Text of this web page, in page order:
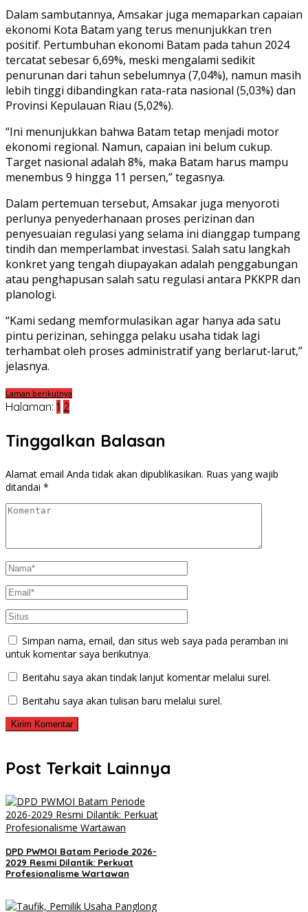
Dalam sambutannya, Amsakar juga memaparkan capaian
ekonomi Kota Batam yang terus menunjukkan tren
positif. Pertumbuhan ekonomi Batam pada tahun 2024
tercatat sebesar 6,69%, meski mengalami sedikit
penurunan dari tahun sebelumnya (7,04%), namun masih
lebih tinggi dibandingkan rata-rata nasional (5,03%) dan
Provinsi Kepulauan Riau (5,02%).
“Ini menunjukkan bahwa Batam tetap menjadi motor
ekonomi regional. Namun, capaian ini belum cukup.
Target nasional adalah 8%, maka Batam harus mampu
menembus 9 hingga 11 persen,” tegasnya.
Dalam pertemuan tersebut, Amsakar juga menyoroti
perlunya penyederhanaan proses perizinan dan
penyesuaian regulasi yang selama ini dianggap tumpang
tindih dan memperlambat investasi. Salah satu langkah
konkret yang tengah diupayakan adalah penggabungan
atau penghapusan salah satu regulasi antara PKKPR dan
planologi.
“Kami sedang memformulasikan agar hanya ada satu
pintu perizinan, sehingga pelaku usaha tidak lagi
terhambat oleh proses administratif yang berlarut-larut,”
jelasnya.
Laman berikutnya
Halaman: 1 2
Tinggalkan Balasan
Alamat email Anda tidak akan dipublikasikan. Ruas yang wajib
ditandai *
Simpan nama, email, dan situs web saya pada peramban ini
untuk komentar saya berikutnya.
Beritahu saya akan tindak lanjut komentar melalui surel.
Beritahu saya akan tulisan baru melalui surel.
Post Terkait Lainnya
DPD PWMOI Batam Periode 2026-
2029 Resmi Dilantik: Perkuat
Profesionalisme Wartawan